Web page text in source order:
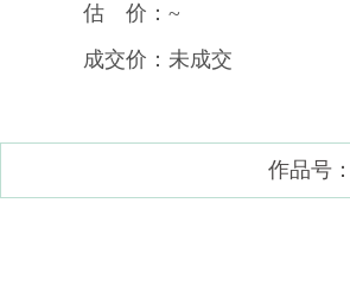
估 价：~
成交价：未成交
作品号：